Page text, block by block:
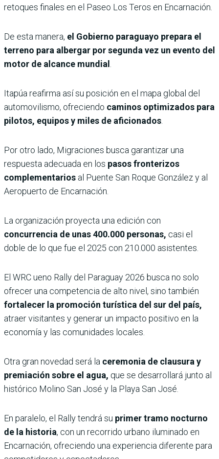
retoques finales en el Paseo Los Teros en Encarnación.
De esta manera, el Gobierno paraguayo prepara el
terreno para albergar por segunda vez un evento del
motor de alcance mundial .
Itapúa reafirma así su posición en el mapa global del
automovilismo, ofreciendo caminos optimizados para
pilotos, equipos y miles de aficionados.
Por otro lado, Migraciones busca garantizar una
respuesta adecuada en los pasos fronterizos
complementarios al Puente San Roque González y al
Aeropuerto de Encarnación.
La organización proyecta una edición con
concurrencia de unas 400.000 personas, casi el
doble de lo que fue el 2025 con 210.000 asistentes.
El WRC ueno Rally del Paraguay 2026 busca no solo
ofrecer una competencia de alto nivel, sino también
fortalecer la promoción turística del sur del país,
atraer visitantes y generar un impacto positivo en la
economía y las comunidades locales.
Otra gran novedad será la ceremonia de clausura y
premiación sobre el agua, que se desarrollará junto al
histórico Molino San José y la Playa San José.
En paralelo, el Rally tendrá su primer tramo nocturno
de la historia, con un recorrido urbano iluminado en
Encarnación, ofreciendo una experiencia diferente para